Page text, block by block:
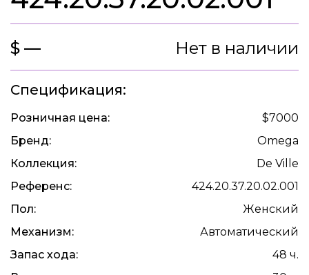
$ — Нет в наличии
Спецификация:
Розничная цена:
$7000
Бренд:
Omega
Коллекция:
De Ville
Референс:
424.20.37.20.02.001
Пол:
Женский
Механизм:
Автоматический
Запас хода:
48 ч.